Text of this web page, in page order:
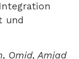
und
Omid, Amjad